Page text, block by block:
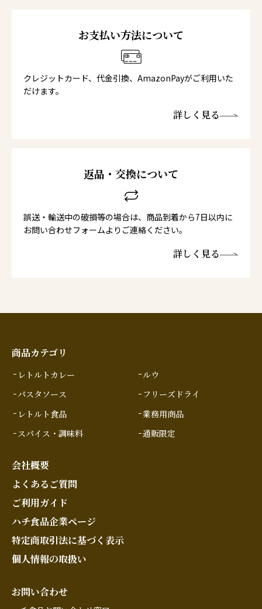
お支払い方法について
クレジットカード、代金引換、AmazonPayがご利用いた
だけます。
詳しく見る
返品・交換について
誤送・輸送中の破損等の場合は、商品到着から7日以内に
お問い合わせフォームよりご連絡ください。
詳しく見る
商品カテゴリ
レトルトカレー
パスタソース
レトルト食品
スパイス・調味料
ルウ
フリーズドライ
業務用商品
通販限定
会社概要
よくあるご質問
ご利用ガイド
ハチ食品企業ページ
特定商取引法に基づく表示
個人情報の取扱い
お問い合わせ